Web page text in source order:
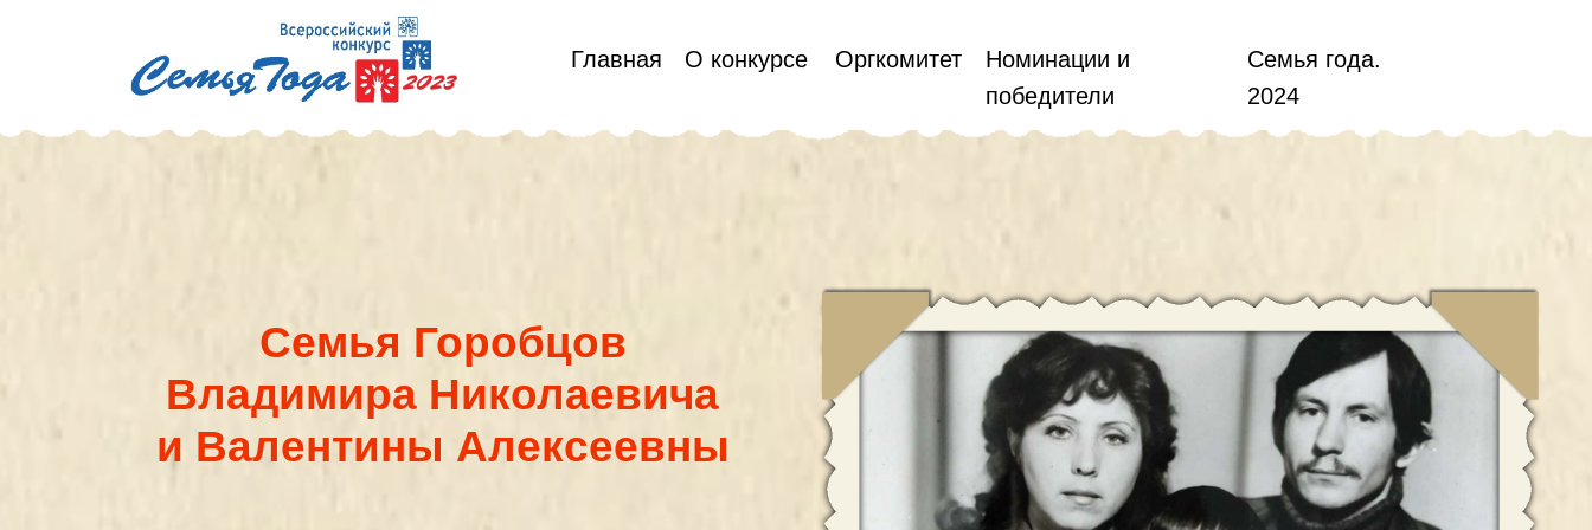
Главная О конкурсе
Номинации и
победители
Семья года.
2024
Оргкомитет
Владимира Николаевича
и Валентины Алексеевны